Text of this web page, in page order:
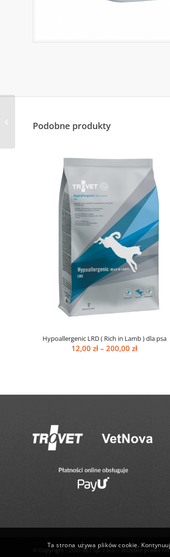
Podobne produkty
Hypoallergenic LRD ( Rich in Lamb ) dla psa
12,00zł – 200,00złZakres
do
© Copyright - ZOO-VET Sp. z o.o. - Wszelkie prawa
HVT Venison
Ta strona używa plików cookie.